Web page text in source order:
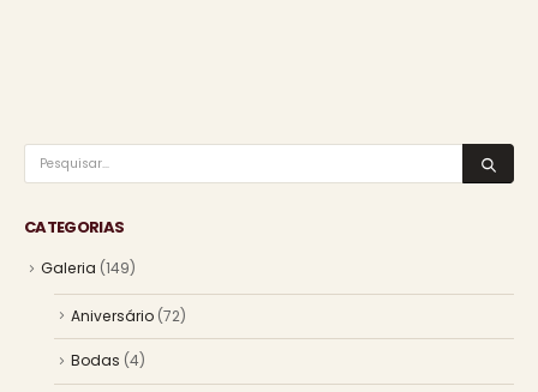
CATEGORIAS
Galeria (149)
Aniversário (72)
Bodas (4)